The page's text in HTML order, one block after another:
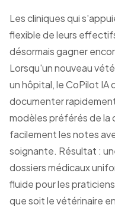
Les cliniques qui
flexible de leurs
désormais gagner
Lorsqu'un nouveau
un hôpital, le CoPilot IA
documenter
modèles préférés de la
facilement les notes
soignante. Résultat :
dossiers médicaux
fluide pour les
que soit le vétérinaire